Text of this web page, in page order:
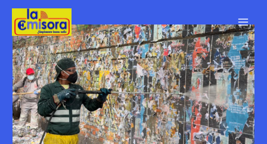
contenido
Main